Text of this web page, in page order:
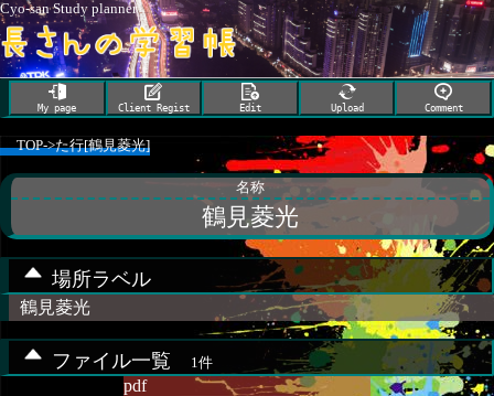
Cyo-san Study planner
My page Client Regist Edit Upload Comment
TOP->た行[鶴見菱光]
名称
鶴見菱光
場所ラベル
鶴見菱光
ファイル一覧 1件
pdf